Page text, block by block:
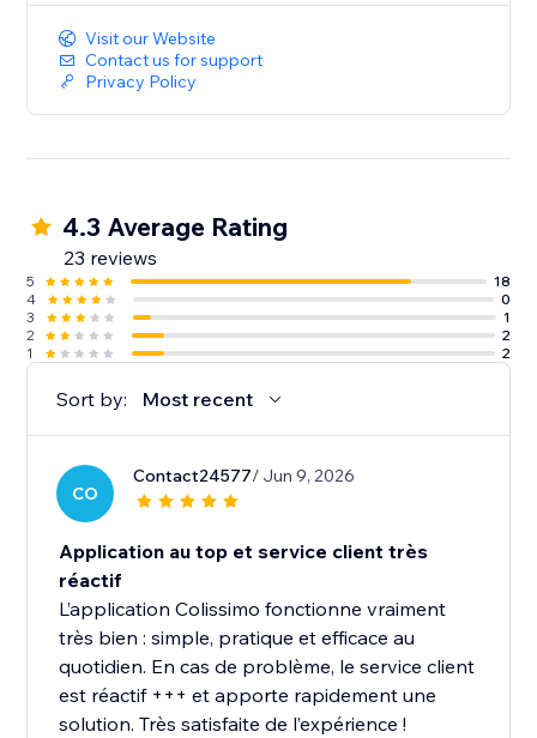
Visit our Website
Contact us for support
Privacy Policy
4.3 Average Rating
23 reviews
5
18
4
0
3
1
2
2
1
2
Sort by: Most recent
CO
Contact24577/ Jun 9, 2026
Application au top et service client très
réactif
L’application Colissimo fonctionne vraiment
très bien : simple, pratique et efficace au
quotidien. En cas de problème, le service client
est réactif +++ et apporte rapidement une
solution. Très satisfaite de l’expérience !